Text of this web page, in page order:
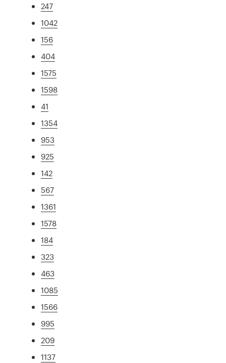
247
1042
156
404
1575
1598
41
1354
953
925
142
567
1361
1578
184
323
463
1085
1566
995
209
1137